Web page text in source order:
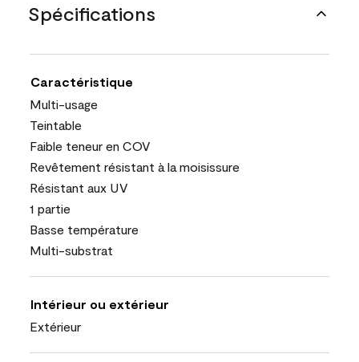
Spécifications
Caractéristique
Multi-usage
Teintable
Faible teneur en COV
Revêtement résistant à la moisissure
Résistant aux UV
1 partie
Basse température
Multi-substrat
Intérieur ou extérieur
Extérieur